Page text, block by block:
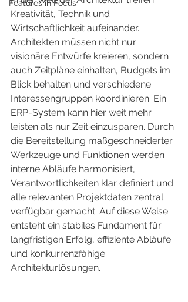
Features in Focus
Kreativität, Technik und
Wirtschaftlichkeit aufeinander.
Architekten müssen nicht nur
visionäre Entwürfe kreieren, sondern
auch Zeitpläne einhalten, Budgets im
Blick behalten und verschiedene
Interessengruppen koordinieren. Ein
ERP-System kann hier weit mehr
leisten als nur Zeit einzusparen. Durch
die Bereitstellung maßgeschneiderter
Werkzeuge und Funktionen werden
interne Abläufe harmonisiert,
Verantwortlichkeiten klar definiert und
alle relevanten Projektdaten zentral
verfügbar gemacht. Auf diese Weise
entsteht ein stabiles Fundament für
langfristigen Erfolg, effiziente Abläufe
und konkurrenzfähige
Architekturlösungen.